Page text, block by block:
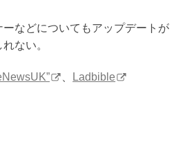
などについてもアップデートが
ない。
Ladbible